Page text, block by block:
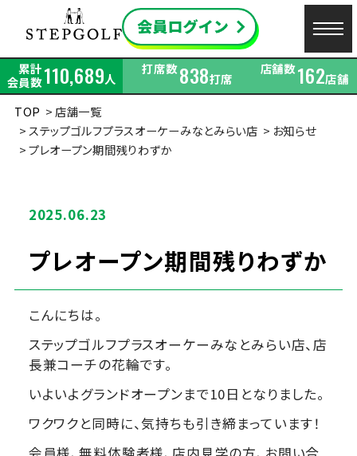
累計
会員数110,689人
打席数838打席
店舗数162店舗
TOP
店舗一覧
ステップゴルフプラスオーケーみなとみらい店
お知らせ
プレオープン期間残りわずか
2025.06.23
プレオープン期間残りわずか
こんにちは。
ステップゴルフプラスオーケーみなとみらい店、店
長兼コーチの花輪です。
いよいよグランドオープンまで10日となりました。
ワクワクと同時に、気持ちも引き締まっています！